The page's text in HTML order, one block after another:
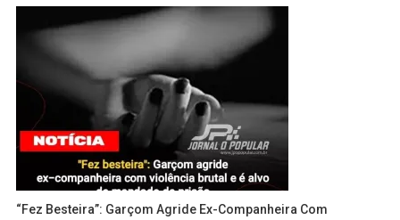
“Fez Besteira”: Garçom Agride Ex-Companheira Com